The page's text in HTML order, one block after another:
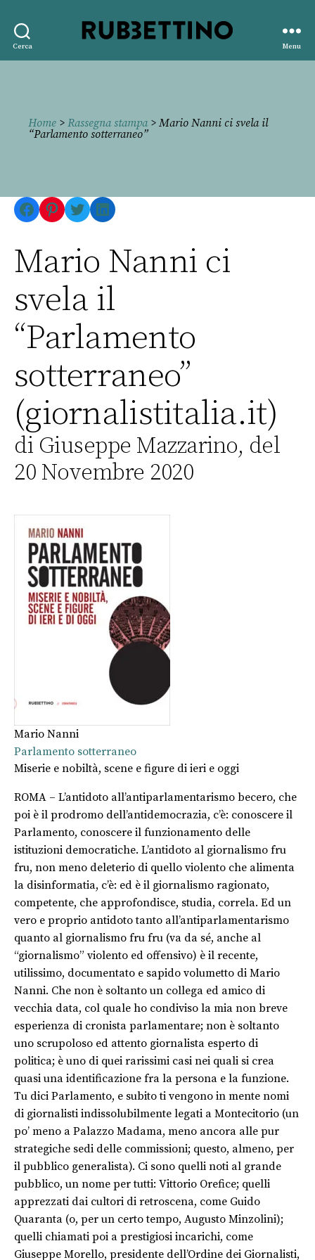
Cerca
editore
Menu
Home > Rassegna stampa> Mario Nanni ci svela il
“Parlamento sotterraneo”
Facebook
Pinterest
TwitterLinkedIn
Mario Nanni ci
svela il
“Parlamento
sotterraneo”
(giornalistitalia.it)
di Giuseppe Mazzarino, del
20 Novembre 2020
Mario Nanni
Parlamento sotterraneo
Miserie e nobiltà, scene e figure di ieri e oggi
ROMA – L’antidoto all’antiparlamentarismo becero, che
poi è il prodromo dell’antidemocrazia, c’è: conoscere il
Parlamento, conoscere il funzionamento delle
istituzioni democratiche. L’antidoto al giornalismo fru
fru, non meno deleterio di quello violento che alimenta
la disinformatia, c’è: ed è il giornalismo ragionato,
competente, che approfondisce, studia, correla. Ed un
vero e proprio antidoto tanto all’antiparlamentarismo
quanto al giornalismo fru fru (va da sé, anche al
“giornalismo” violento ed offensivo) è il recente,
utilissimo, documentato e sapido volumetto di Mario
Nanni. Che non è soltanto un collega ed amico di
vecchia data, col quale ho condiviso la mia non breve
esperienza di cronista parlamentare; non è soltanto
uno scrupoloso ed attento giornalista esperto di
politica; è uno di quei rarissimi casi nei quali si crea
quasi una identificazione fra la persona e la funzione.
Tu dici Parlamento, e subito ti vengono in mente nomi
di giornalisti indissolubilmente legati a Montecitorio (un
po’ meno a Palazzo Madama, meno ancora alle pur
strategiche sedi delle commissioni; questo, almeno, per
il pubblico generalista). Ci sono quelli noti al grande
pubblico, un nome per tutti: Vittorio Orefice; quelli
apprezzati dai cultori di retroscena, come Guido
Quaranta (o, per un certo tempo, Augusto Minzolini);
quelli chiamati poi a prestigiosi incarichi, come
Giuseppe Morello, presidente dell’Ordine dei Giornalisti,